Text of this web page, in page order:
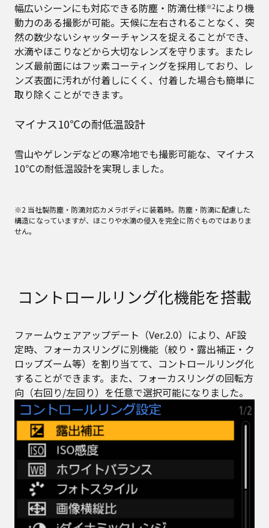
幅広いシーンにも対応できる防塵・防滴仕様※2により機
動力のある撮影が可能。天候に左右されることなく、突
然の数少ないシャッターチャンスを捉えることができ、
水滴やほこりなどから大切なレンズを守ります。またレ
ンズ最前面にはフッ素コーティングを採用しており、レ
ンズ表面に汚れが付着しにくく、付着した場合も簡単に
取り除くことができます。
マイナス10℃の耐低温設計
雪山やゲレンデなどの寒冷地でも撮影可能な、マイナス
10℃の耐低温設計を実現しました。
※2 当社製防塵・防滴対応カメラボディに装着時。防塵・防滴に配慮した
構造になっていますが、ほこりや水滴の侵入を完全に防ぐものではありま
せん。
コントロールリング化機能を搭載
ファームウェアアップデート（Ver.2.0）により、AF設
定時、フォーカスリングに別機能（絞り・露出補正・ク
ロップズーム等）を割り当てて、コントロールリング化
することができます。また、フォーカスリングの回転方
向（右回り/左回り）を任意で選択可能になりました。